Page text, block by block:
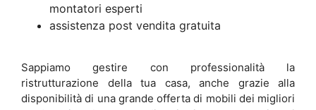
montatori esperti
assistenza post vendita gratuita
Sappiamo gestire con professionalità la
ristrutturazione della tua casa, anche grazie alla
disponibilità di una grande offerta di mobili dei migliori